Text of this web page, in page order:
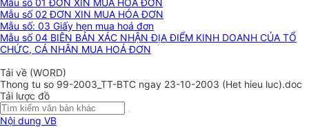
Mẫu số 01 ĐƠN XIN MUA HÓA ĐƠN
Mẫu số 02 ĐƠN XIN MUA HÓA ĐƠN
Mẫu số: 03 Giấy hẹn mua hoá đơn
Mẫu số 04 BIÊN BẢN XÁC NHẬN ĐỊA ĐIỂM KINH DOANH CỦA TỔ
CHỨC, CÁ NHÂN MUA HOÁ ĐƠN
Tải về (WORD)
Thong tu so 99-2003_TT-BTC ngay 23-10-2003 (Het hieu luc).doc
Tải lược đồ
Nội dung VB